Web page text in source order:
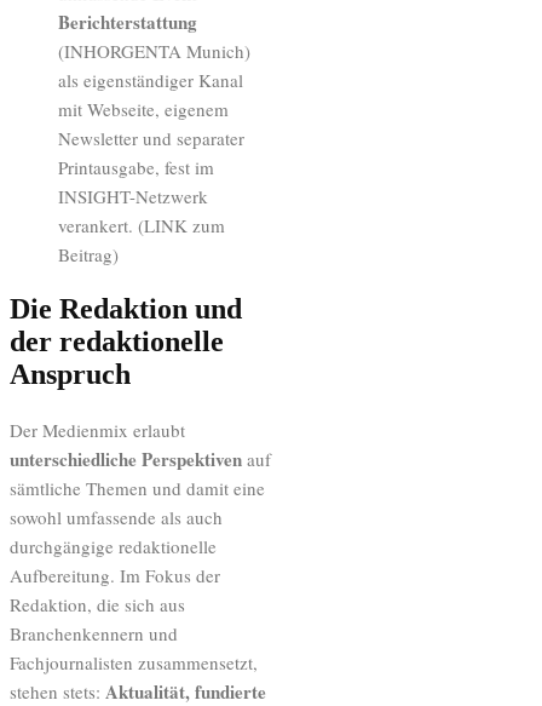
Berichterstattung
(INHORGENTA Munich)
als eigenständiger Kanal
mit Webseite, eigenem
Newsletter und separater
Printausgabe, fest im
INSIGHT-Netzwerk
verankert. (LINK zum
Beitrag)
Die Redaktion und
der redaktionelle
Anspruch
Der Medienmix erlaubt
unterschiedliche Perspektiven auf
sämtliche Themen und damit eine
sowohl umfassende als auch
durchgängige redaktionelle
Aufbereitung. Im Fokus der
Redaktion, die sich aus
Branchenkennern und
Fachjournalisten zusammensetzt,
stehen stets: Aktualität, fundierte